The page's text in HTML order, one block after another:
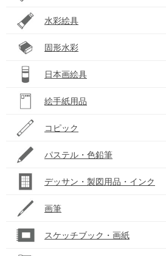
水彩絵具
固形水彩
日本画絵具
絵手紙用品
コピック
パステル・色鉛筆
デッサン・製図用品・インク
画筆
スケッチブック・画紙